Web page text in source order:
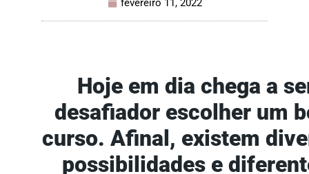
fevereiro 11, 2022
Hoje em dia chega a
desafiador escolher um
curso. Afinal, existem
possibilidades e